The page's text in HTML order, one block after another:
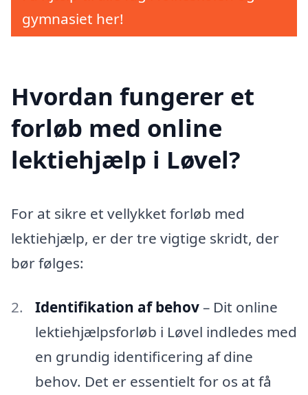
gymnasiet her!
Hvordan fungerer et
forløb med online
lektiehjælp i Løvel?
For at sikre et vellykket forløb med
lektiehjælp, er der tre vigtige skridt, der
bør følges:
Identifikation af behov– Dit online
lektiehjælpsforløb i Løvel indledes med
en grundig identificering af dine
behov. Det er essentielt for os at få